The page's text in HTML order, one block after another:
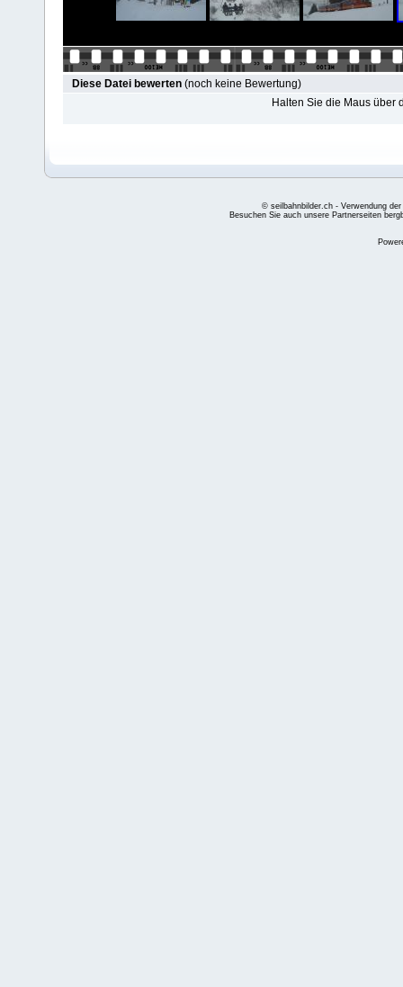
Diese Datei bewerten (noch keine Bewertung)
Halten Sie die Maus über
© seilbahnbilder.ch - Verwendung
Besuchen Sie auch unsere Partnerseiten